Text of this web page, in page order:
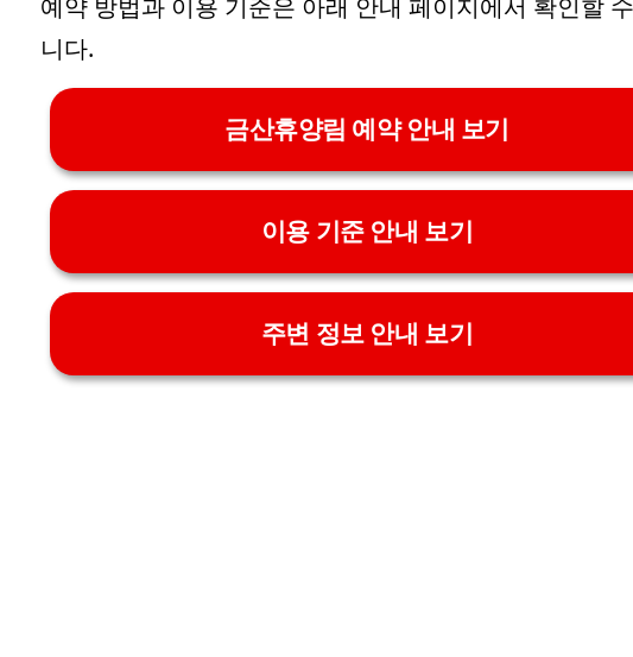
예약 방법과 이용 기준은 아래 안내 페이지에서 확인할
니다.
금산휴양림 예약 안내 보기
이용 기준 안내 보기
주변 정보 안내 보기